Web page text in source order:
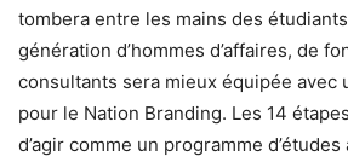
tombera entre les mains des
génération d’hommes d’affaires, de
consultants sera mieux équipée avec
pour le Nation Branding. Les 14
d’agir comme un programme